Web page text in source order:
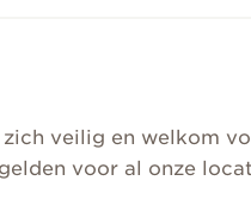
veilig en welkom
voor al onze